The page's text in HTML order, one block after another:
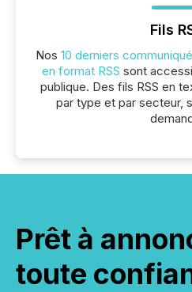
Fils
Nos 10 derniers
en format RSS sont
publique. Des fils RSS en
par type et par secteur,
Prêt à
toute